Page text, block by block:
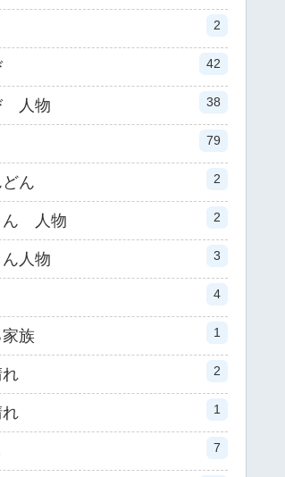
2
42
人物 38
79
ん 2
ん 人物 2
人物 3
4
族 1
れ 2
れ 1
7